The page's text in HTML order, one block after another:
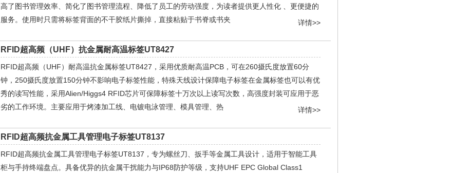
高了图书管理效率、简化了图书管理流程、降低了员工的劳动强度，为读者提供更人性化 、更便捷的
服务。使用时只需将标签背面的不干胶纸片撕掉，直接粘贴于书脊或书夹
详情>>
RFID超高频（UHF）抗金属耐高温标签UT8427
RFID超高频（UHF）耐高温抗金属标签UT8427，采用优质耐高温PCB，可在260摄氏度放置60分
钟，250摄氏度放置150分钟不影响电子标签性能，特殊天线设计保障电子标签在金属标签也可以有优
秀的读写性能，采用Alien/Higgs4 RFID芯片可保障标签十万次以上读写次数，高强度封装可应用于恶
劣的工作环境。主要应用于烤漆加工线、电镀电泳管理、模具管理、热
详情>>
RFID超高频抗金属工具管理电子标签UT8137
RFID超高频抗金属工具管理电子标签UT8137，专为螺丝刀、扳手等金属工具设计，适用于智能工具
柜与手持终端盘点。具备优异的抗金属干扰能力与IP68防护等级，支持UHF EPC Global Class1